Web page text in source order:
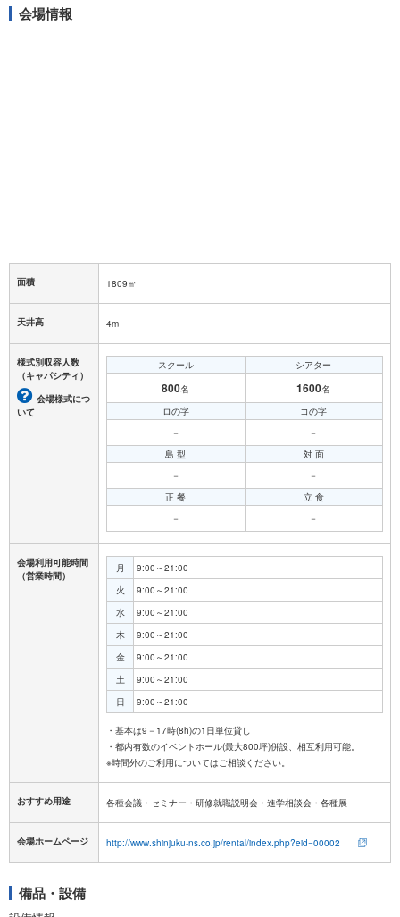
会場情報
面積 1809㎡
天井高 4m
様式別収容人数
（キャパシティ）
会場様式につ
いて
スクール
800名
シアター
1600名
ロの字
－
コの字
－
島 型
－
対 面
－
正 餐
－
立 食
－
会場利用可能時間
（営業時間）
月
9:00～21:00
火
9:00～21:00
水
9:00～21:00
木
9:00～21:00
金
9:00～21:00
土
9:00～21:00
日
9:00～21:00
・基本は9－17時(8h)の1日単位貸し
・都内有数のイベントホール(最大800坪)併設、相互利用可能。
おすすめ用途 各種会議・セミナー・研修就職説明会・進学相談会・各種展
会場ホームページ http://www.shinjuku-ns.co.jp/rental/index.php?eid=00002
備品・設備